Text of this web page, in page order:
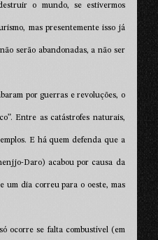
o mundo, se estivermos
mas presentemente isso já
serão abandonadas, a não ser
por guerras e revoluções, o
Entre as catástrofes naturais,
E há quem defenda que a
Daro) acabou por causa da
um dia correu para o oeste, mas
ocorre se falta combustível (em